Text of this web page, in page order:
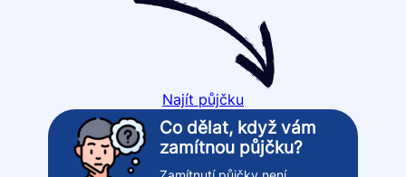
Najít půjčku
Co dělat, když vám
zamítnou půjčku?